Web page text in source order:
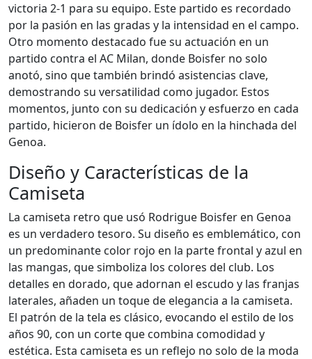
victoria 2-1 para su equipo. Este partido es recordado
por la pasión en las gradas y la intensidad en el campo.
Otro momento destacado fue su actuación en un
partido contra el AC Milan, donde Boisfer no solo
anotó, sino que también brindó asistencias clave,
demostrando su versatilidad como jugador. Estos
momentos, junto con su dedicación y esfuerzo en cada
partido, hicieron de Boisfer un ídolo en la hinchada del
Genoa.
Diseño y Características de la
Camiseta
La camiseta retro que usó Rodrigue Boisfer en Genoa
es un verdadero tesoro. Su diseño es emblemático, con
un predominante color rojo en la parte frontal y azul en
las mangas, que simboliza los colores del club. Los
detalles en dorado, que adornan el escudo y las franjas
laterales, añaden un toque de elegancia a la camiseta.
El patrón de la tela es clásico, evocando el estilo de los
años 90, con un corte que combina comodidad y
estética. Esta camiseta es un reflejo no solo de la moda